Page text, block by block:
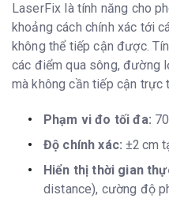
Laser fix
≤2cm
10m
Camera
Quang học
1/2.8”
2.9*2.9μm
chủ động
Cảm biến CMOS
LaserFix là tính năng cho
khoảng cách chính xác tới
không thể tiếp cận được.
các điểm qua sông, đường
mà không cần tiếp cận trực
Phạm vi đo tối đa:
Độ chính xác: ±2 cm
Hiển thị thời gian
distance), cường độ